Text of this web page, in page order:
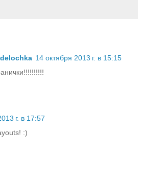
14 октября 2013 г. в 15:15
г. в 17:57
:)